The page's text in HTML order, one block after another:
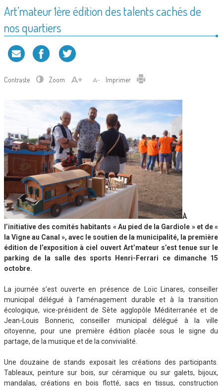
Art’mateur 1ère édition des talents cachés de
nos quartiers
Contraste Zoom Imprimer
À
l’initiative des comités habitants « Au pied de la Gardiole » et de «
la Vigne au Canal », avec le soutien de la municipalité, la première
édition de l’exposition à ciel ouvert Art’mateur s’est tenue sur le
parking de la salle des sports Henri-Ferrari ce dimanche 15
octobre.
La journée s’est ouverte en présence de Loïc Linares, conseiller
municipal délégué à l’aménagement durable et à la transition
écologique, vice-président de Sète agglopôle Méditerranée et de
Jean-Louis Bonneric, conseiller municipal délégué à la ville
citoyenne, pour une première édition placée sous le signe du
partage, de la musique et de la convivialité.
Une douzaine de stands exposait les créations des participants.
Tableaux, peinture sur bois, sur céramique ou sur galets, bijoux,
mandalas, créations en bois flotté, sacs en tissus, construction